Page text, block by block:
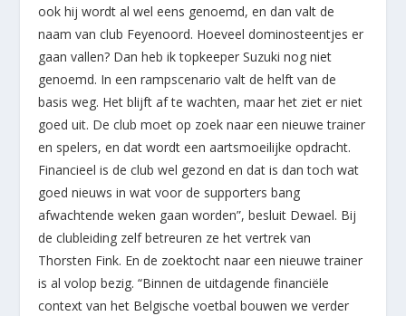
ook hij wordt al wel eens genoemd, en dan valt de
naam van club Feyenoord. Hoeveel dominosteentjes er
gaan vallen? Dan heb ik topkeeper Suzuki nog niet
genoemd. In een rampscenario valt de helft van de
basis weg. Het blijft af te wachten, maar het ziet er niet
goed uit. De club moet op zoek naar een nieuwe trainer
en spelers, en dat wordt een aartsmoeilijke opdracht.
Financieel is de club wel gezond en dat is dan toch wat
goed nieuws in wat voor de supporters bang
afwachtende weken gaan worden”, besluit Dewael. Bij
de clubleiding zelf betreuren ze het vertrek van
Thorsten Fink. En de zoektocht naar een nieuwe trainer
is al volop bezig. “Binnen de uitdagende financiële
context van het Belgische voetbal bouwen we verder